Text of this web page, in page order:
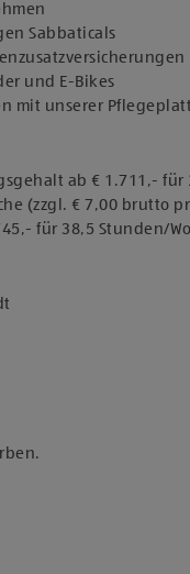
Sabbaticals
und E-Bikes
mit unserer
ab € 1.711,- für
(zzgl. € 7,00 brutto
für 38,5 Stunden/